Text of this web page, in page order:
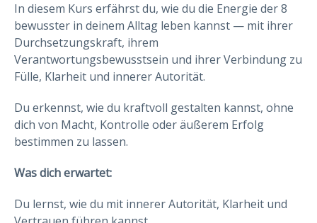
In diesem Kurs erfährst du, wie du die Energie der 8
bewusster in deinem Alltag leben kannst — mit ihrer
Durchsetzungskraft, ihrem
Verantwortungsbewusstsein und ihrer Verbindung zu
Fülle, Klarheit und innerer Autorität.
Du erkennst, wie du kraftvoll gestalten kannst, ohne
dich von Macht, Kontrolle oder äußerem Erfolg
bestimmen zu lassen.
Was dich erwartet:
Du lernst, wie du mit innerer Autorität, Klarheit und